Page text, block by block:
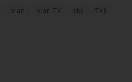
orari orari TV sky TV8